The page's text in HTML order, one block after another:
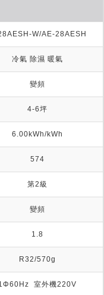
W/AE-28AESH
冷氣 除濕 暖氣
變頻
4-6坪
6.00kWh/kWh
574
第2級
變頻
1.8
R32/570g
室外機220V